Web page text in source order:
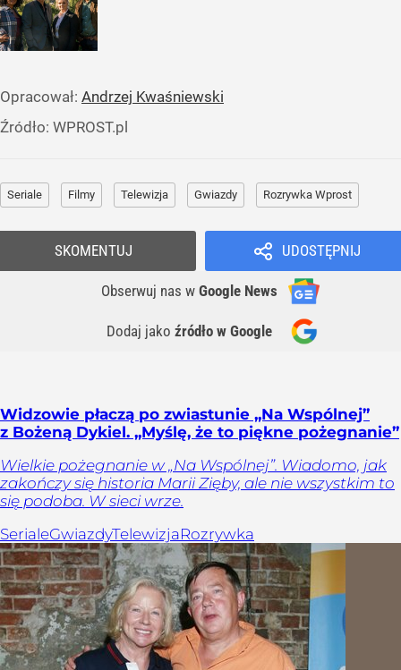
Opracował: Andrzej Kwaśniewski
Źródło: WPROST.pl
Seriale Filmy Telewizja Gwiazdy Rozrywka Wprost
UDOSTĘPNIJ
Obserwuj nas w Google News
Dodaj jako źródło w Google
SKOMENTUJ
Widzowie płaczą po zwiastunie „Na Wspólnej”
z Bożeną Dykiel. „Myślę, że to piękne pożegnanie”
Wielkie pożegnanie w „Na Wspólnej”. Wiadomo, jak
zakończy się historia Marii Zięby, ale nie wszystkim to
się podoba. W sieci wrze.
SerialeGwiazdyTelewizjaRozrywka